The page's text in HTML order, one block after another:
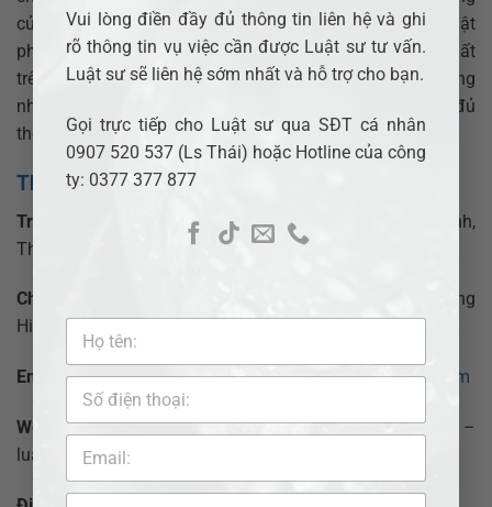
Vui lòng điền đầy đủ thông tin liên hệ và ghi
rõ thông tin vụ việc cần được Luật sư tư vấn.
Luật sư sẽ liên hệ sớm nhất và hỗ trợ cho bạn.
Gọi trực tiếp cho Luật sư qua SĐT cá nhân
0907 520 537 (Ls Thái) hoặc Hotline của công
ty: 0377 377 877
của các cơ quan này diễn rađúng pháp luật. Pháp luật
phải được mọi người nhận thức và thực hiện thống nhất
trên toàn lãnh thổ và tất cả các ngành, pháp luật thống
nhất đòi hỏi mọi người dân trên mọi vùng miền phải có đủ
thông tin về pháp luật và nâng cao ý thức pháp luật.
Thông tin Công ty Luật TNHH ADB SAIGON?
Trụ sở chính:
25 Đồng Xoài, Phường 13, Quận Tân Bình,
Thành Phố Hồ Chí Minh.
Chi nhánh Bình Dương:
569 Đại lộ Bình Dương, Phường
Hiệp Thành, Thành phố Thủ Dầu Một, Tỉnh Bình Dương.
Email: ceo.adbsaigon@gmail.com–info@adbsaigon.com
Website: adbsaigon.com– luatbinhduong.net –
luatbinhduong.com